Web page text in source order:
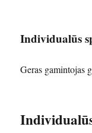
Individualūs
Geras gamintojas